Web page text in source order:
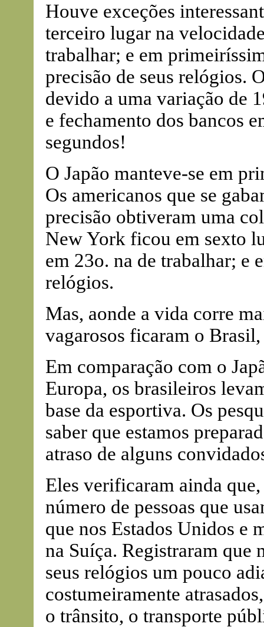
Houve exceções
terceiro lugar na
trabalhar; e em
precisão de seus relógios.
devido a uma variação de
e fechamento dos bancos
segundos!
O Japão manteve-se em
Os americanos que se
precisão obtiveram uma
New York ficou em sexto
em 23o. na de trabalhar; e
relógios.
Mas, aonde a vida corre
vagarosos ficaram o
Em comparação com o
Europa, os brasileiros
base da esportiva. Os
saber que estamos
atraso de alguns
Eles verificaram ainda
número de pessoas que
que nos Estados Unidos e
na Suíça. Registraram que
seus relógios um pouco
costumeiramente
o trânsito, o transporte